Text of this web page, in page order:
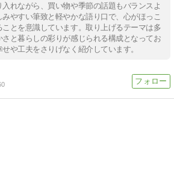
れながら、買い物や季節の話題もバランスよ
やすい筆致と軽やかな語り口で、心がほっこ
ことを意識しています。取り上げるテーマは多
と暮らしの彩りが感じられる構成となってお
や工夫をさりげなく紹介しています。